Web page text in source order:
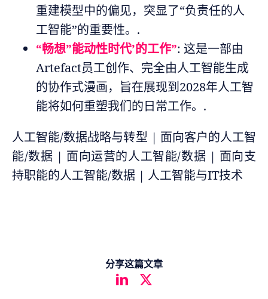
重建模型中的偏见，突显了“负责任的人
工智能”的重要性。.
“畅想”能动性时代’的工作”: 这是一部由
Artefact员工创作、完全由人工智能生成
的协作式漫画，旨在展现到2028年人工智
能将如何重塑我们的日常工作。.
人工智能/数据战略与转型 | 面向客户的人工智
能/数据 | 面向运营的人工智能/数据 | 面向支
持职能的人工智能/数据 | 人工智能与IT技术
分享这篇文章